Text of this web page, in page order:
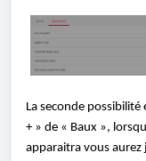
La seconde
+ » de « Baux »,
apparaitra vous aurez